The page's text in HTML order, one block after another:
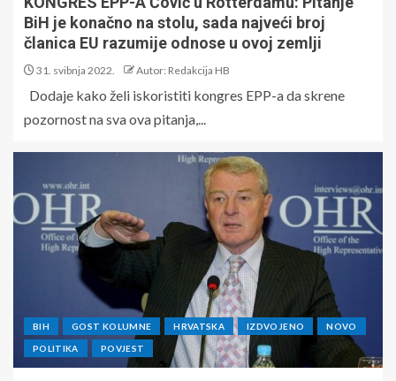
BiH je konačno na stolu, sada najveći broj
članica EU razumije odnose u ovoj zemlji
31. svibnja 2022. Autor: Redakcija HB
Dodaje kako želi iskoristiti kongres EPP-a da skrene
pozornost na sva ova pitanja,...
BIH GOST KOLUMNE HRVATSKA IZDVOJENO NOVO
POLITIKA POVJEST